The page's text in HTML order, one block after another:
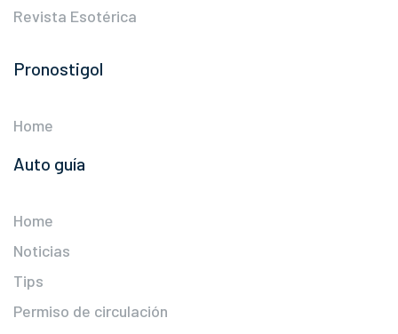
Revista Esotérica
Pronostigol
Home
Auto guía
Home
Noticias
Tips
Permiso de circulación